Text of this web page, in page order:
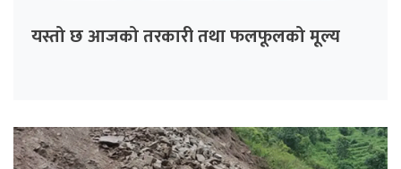
यस्तो छ आजको तरकारी तथा फलफूलको मूल्य